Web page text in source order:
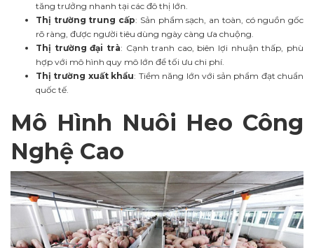
tăng trưởng nhanh tại các đô thị lớn.
Thị trường trung cấp: Sản phẩm sạch, an toàn, có nguồn gốc
rõ ràng, được người tiêu dùng ngày càng ưa chuộng.
Thị trường đại trà: Cạnh tranh cao, biên lợi nhuận thấp, phù
hợp với mô hình quy mô lớn để tối ưu chi phí.
Thị trường xuất khẩu: Tiềm năng lớn với sản phẩm đạt chuẩn
quốc tế.
Mô Hình Nuôi Heo Công
Nghệ Cao